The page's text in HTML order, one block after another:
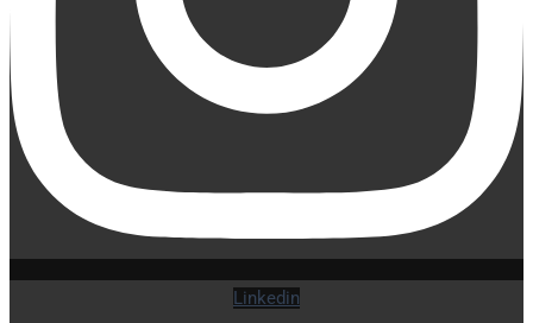
Linkedin